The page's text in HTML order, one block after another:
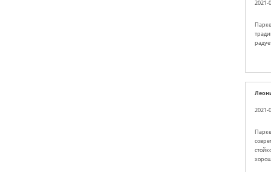
2021-
2021-